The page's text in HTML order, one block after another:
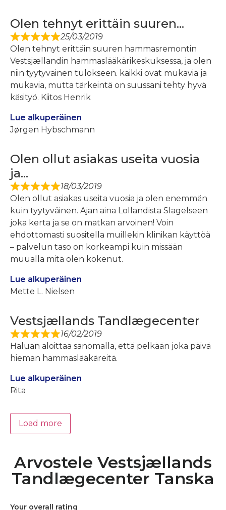
Olen tehnyt erittäin suuren...
25/03/2019
Olen tehnyt erittäin suuren hammasremontin
Vestsjællandin hammaslääkärikeskuksessa, ja olen
niin tyytyväinen tulokseen. kaikki ovat mukavia ja
mukavia, mutta tärkeintä on suussani tehty hyvä
käsityö. Kiitos Henrik
Lue alkuperäinen
Jørgen Hybschmann
Olen ollut asiakas useita vuosia
ja...
18/03/2019
Olen ollut asiakas useita vuosia ja olen enemmän
kuin tyytyväinen. Ajan aina Lollandista Slagelseen
joka kerta ja se on matkan arvoinen! Voin
ehdottomasti suositella muillekin klinikan käyttöä
– palvelun taso on korkeampi kuin missään
muualla mitä olen kokenut.
Lue alkuperäinen
Mette L. Nielsen
Vestsjællands Tandlægecenter
16/02/2019
Haluan aloittaa sanomalla, että pelkään joka päivä
hieman hammaslääkäreitä.
Lue alkuperäinen
Rita
Load more
Arvostele Vestsjællands
Tandlægecenter Tanska
Your overall rating